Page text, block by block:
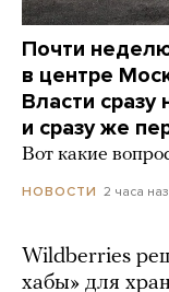
Почти
в центре
Власти сразу
и сразу же
Вот какие
НОВОСТИ 2 часа
Wildberries
хабы» для